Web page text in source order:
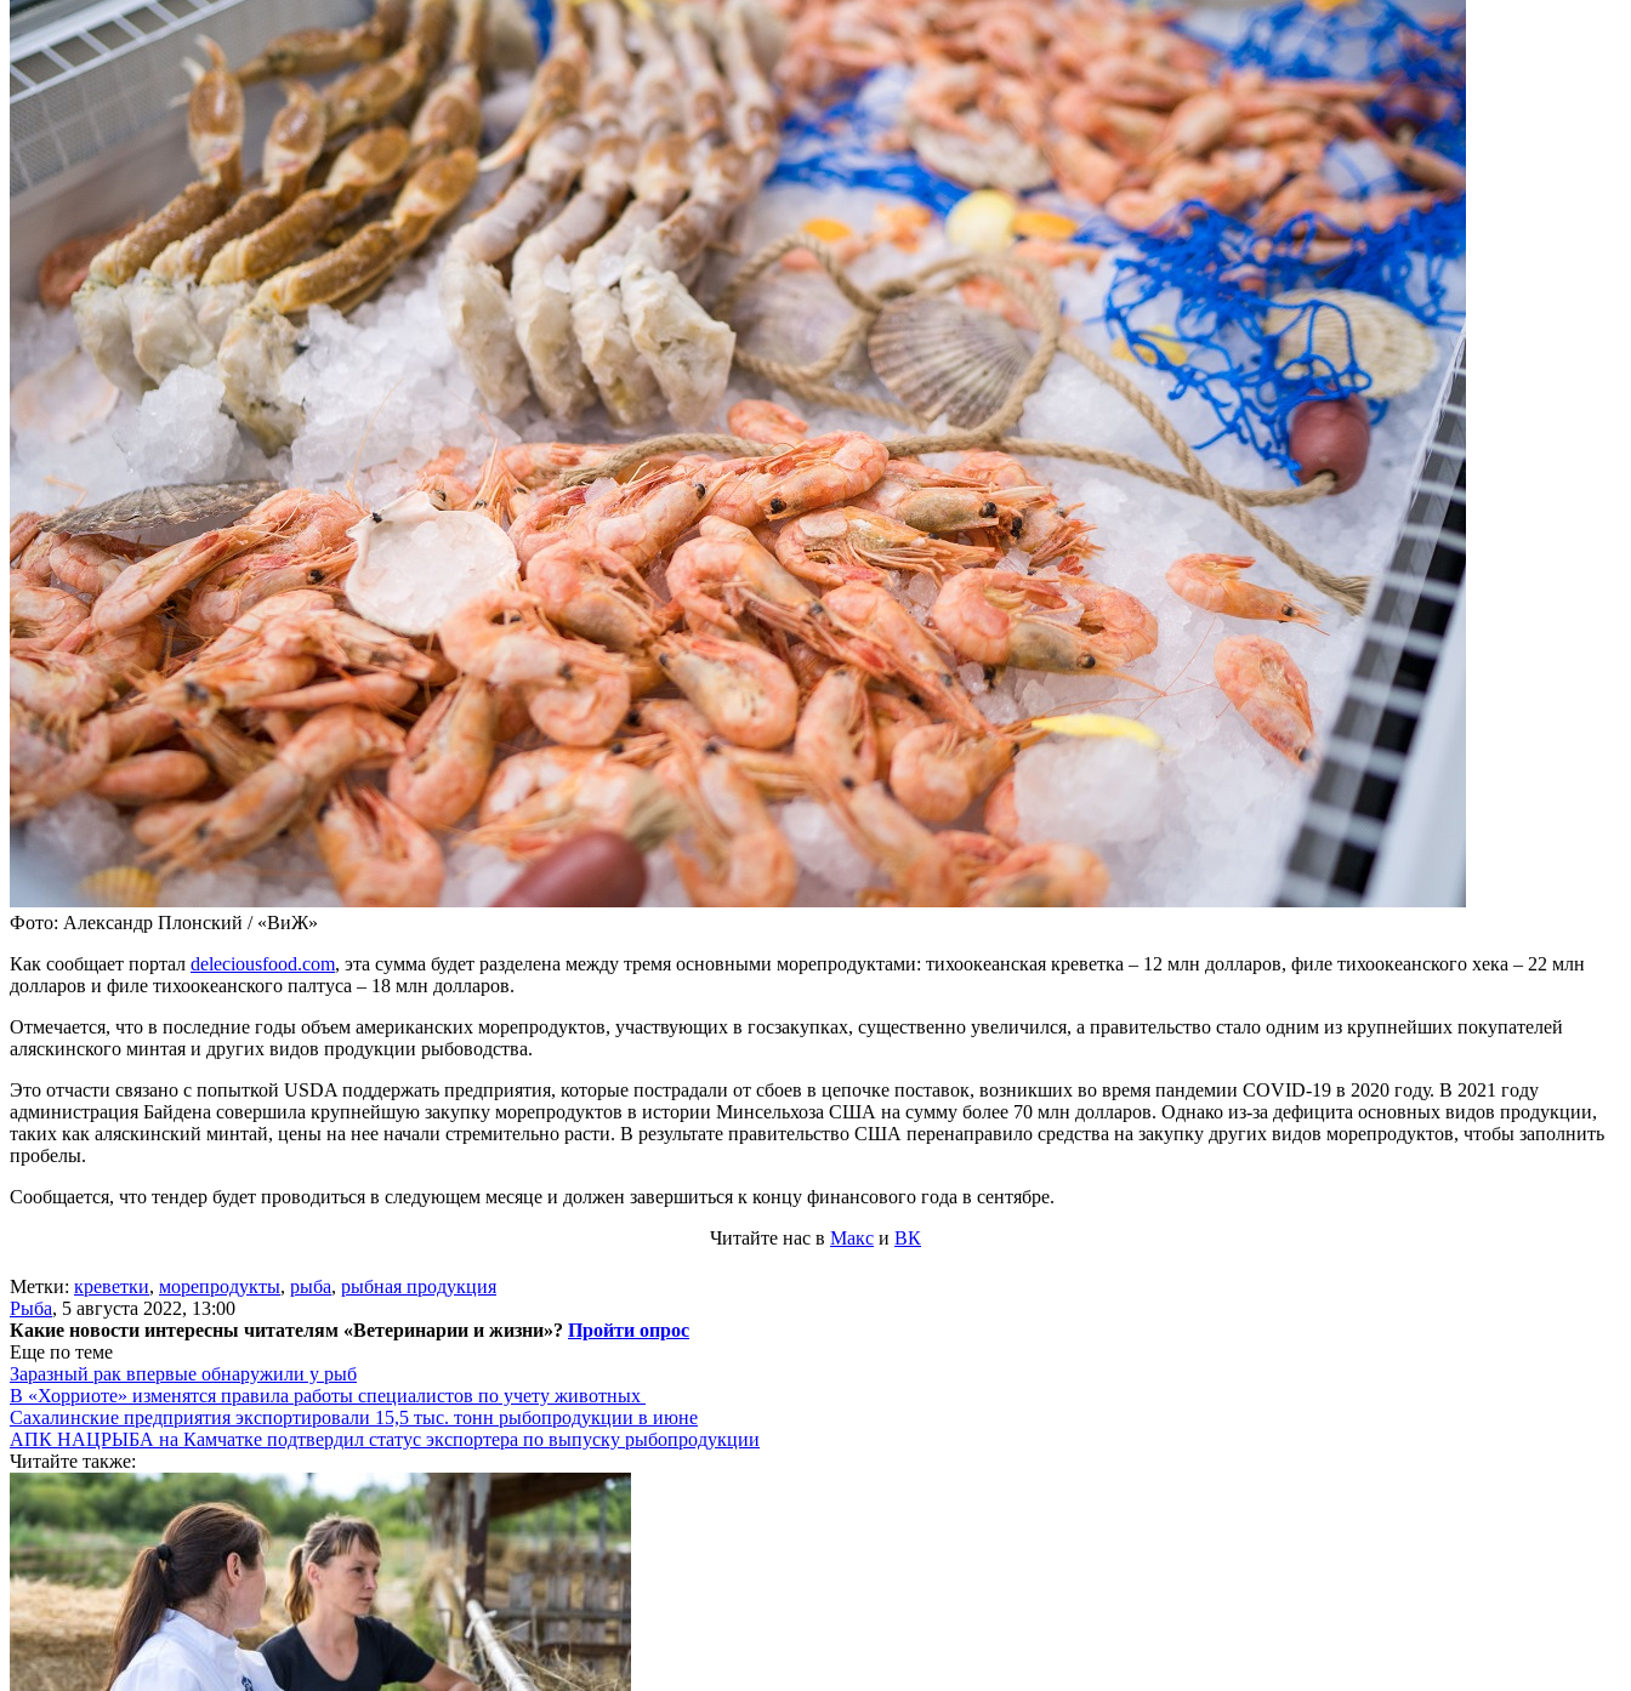
Фото: Александр Плонский / «ВиЖ»
Как сообщает портал deleciousfood.com, эта сумма будет разделена между тремя основными морепродуктами: тихоокеанская креветка – 12 млн долларов, филе тихоокеанского хека – 22 млн
долларов и филе тихоокеанского палтуса – 18 млн долларов.
Отмечается, что в последние годы объем американских морепродуктов, участвующих в госзакупках, существенно увеличился, а правительство стало одним из крупнейших покупателей
аляскинского минтая и других видов продукции рыбоводства.
Это отчасти связано с попыткой USDA поддержать предприятия, которые пострадали от сбоев в цепочке поставок, возникших во время пандемии COVID-19 в 2020 году. В 2021 году
администрация Байдена совершила крупнейшую закупку морепродуктов в истории Минсельхоза США на сумму более 70 млн долларов. Однако из-за дефицита основных видов продукции,
таких как аляскинский минтай, цены на нее начали стремительно расти. В результате правительство США перенаправило средства на закупку других видов морепродуктов, чтобы заполнить
пробелы.
Сообщается, что тендер будет проводиться в следующем месяце и должен завершиться к концу финансового года в сентябре.
Читайте нас в Макс и ВК
Метки: креветки, морепродукты, рыба, рыбная продукция
Рыба, 5 августа 2022, 13:00
Какие новости интересны читателям «Ветеринарии и жизни»? Пройти опрос
Еще по теме
Заразный рак впервые обнаружили у рыб
В «Хорриоте» изменятся правила работы специалистов по учету животных
Сахалинские предприятия экспортировали 15,5 тыс. тонн рыбопродукции в июне
АПК НАЦРЫБА на Камчатке подтвердил статус экспортера по выпуску рыбопродукции
Читайте также: